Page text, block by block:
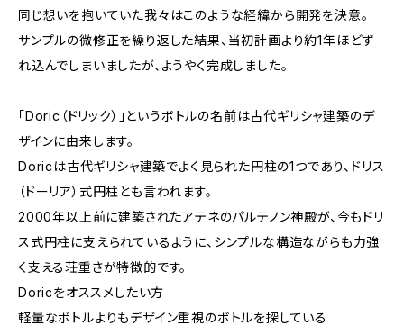
同じ想いを抱いていた我々はこのような経緯から開発を決意。
サンプルの微修正を繰り返した結果、当初計画より約1年ほどず
れ込んでしまいましたが、ようやく完成しました。
「Doric（ドリック）」というボトルの名前は古代ギリシャ建築のデ
ザインに由来します。
Doricは古代ギリシャ建築でよく見られた円柱の1つであり、ドリス
（ドーリア）式円柱とも言われます。
2000年以上前に建築されたアテネのパルテノン神殿が、今もドリ
ス式円柱に支えられているように、シンプルな構造ながらも力強
く支える荘重さが特徴的です。
Doricをオススメしたい方
軽量なボトルよりもデザイン重視のボトルを探している